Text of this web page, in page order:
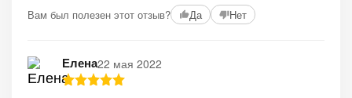
Вам был полезен этот отзыв? Да Нет
Елена22 мая 2022